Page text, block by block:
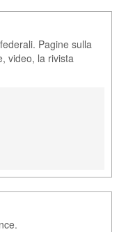
Pagine sulla
video, la rivista